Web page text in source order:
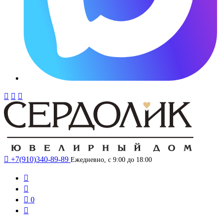
  
 +7(910)340-89-89 Ежедневно, с 9:00 до 18:00


 0
